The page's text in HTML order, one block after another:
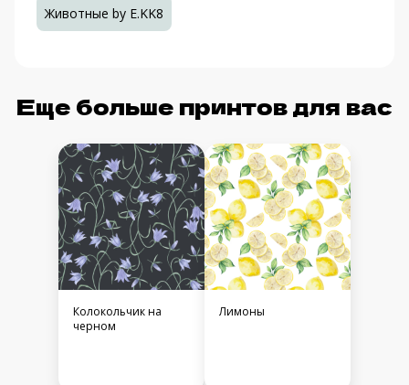
Животные by E.KK8
Еще больше принтов для вас
Колокольчик на
черном
Лимоны